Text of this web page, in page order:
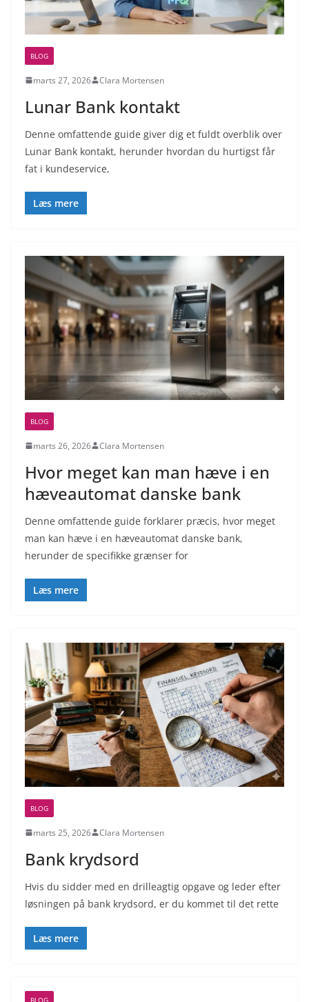
BLOG
marts 27, 2026 Clara Mortensen
Lunar Bank kontakt
Denne omfattende guide giver dig et fuldt overblik over
Lunar Bank kontakt, herunder hvordan du hurtigst får
fat i kundeservice,
Læs mere
BLOG
marts 26, 2026 Clara Mortensen
Hvor meget kan man hæve i en
hæveautomat danske bank
Denne omfattende guide forklarer præcis, hvor meget
man kan hæve i en hæveautomat danske bank,
herunder de specifikke grænser for
Læs mere
BLOG
marts 25, 2026 Clara Mortensen
Bank krydsord
Hvis du sidder med en drilleagtig opgave og leder efter
løsningen på bank krydsord, er du kommet til det rette
Læs mere
BLOG